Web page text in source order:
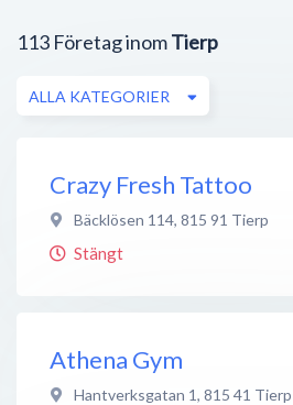
113 Företag inomTierp
ALLA KATEGORIER
Crazy Fresh Tattoo
Bäcklösen 114, 815 91 Tierp
Stängt
Athena Gym
Hantverksgatan 1, 815 41 Tierp